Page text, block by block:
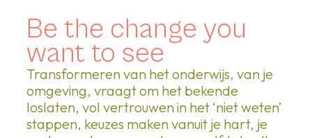
Be the change you
want to see
Transformeren van het onderwijs, van je
omgeving, vraagt om het bekende
loslaten, vol vertrouwen in het ‘niet weten’
stappen, keuzes maken vanuit je hart, je